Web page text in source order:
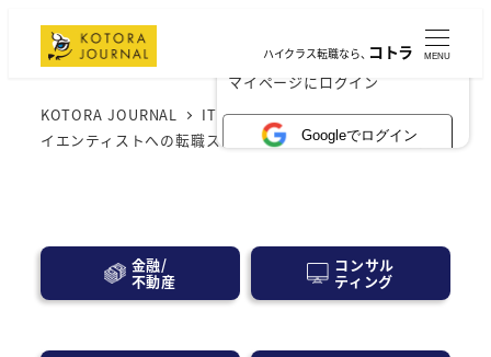
×
マイページにログイン
Googleでログイン
ハイクラス転職なら、コトラ MENU
KOTORA JOURNAL IT業界
調査・研究からデータサ
イエンティストへの転職ステップ【志望動機、職務経歴書】
金融/
不動産
コンサル
ティング